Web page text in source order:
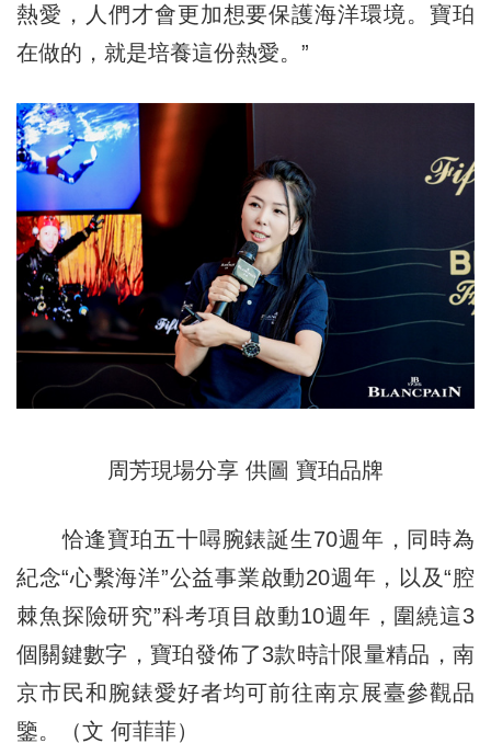
熱愛，人們才會更加想要保護海洋環境。寶珀
在做的，就是培養這份熱愛。”
周芳現場分享 供圖 寶珀品牌
恰逢寶珀五十噚腕錶誕生70週年，同時為
紀念“心繫海洋”公益事業啟動20週年，以及“腔
棘魚探險研究”科考項目啟動10週年，圍繞這3
個關鍵數字，寶珀發佈了3款時計限量精品，南
京市民和腕錶愛好者均可前往南京展臺參觀品
鑒。（文 何菲菲）